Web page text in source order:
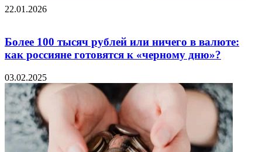
22.01.2026
Более 100 тысяч рублей или ничего в валюте:
как россияне готовятся к «черному дню»?
03.02.2025